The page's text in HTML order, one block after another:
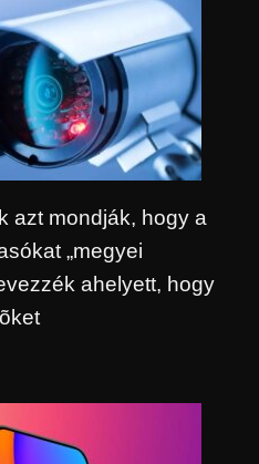
azt mondják, hogy a
„megyei
ahelyett, hogy